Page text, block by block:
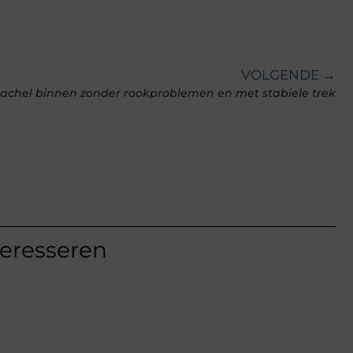
VOLGENDE →
binnen zonder rookproblemen en met stabiele trek